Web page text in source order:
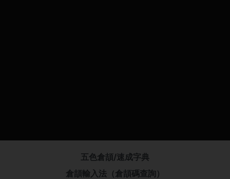
五色倉頡/速成字典
倉頡輸入法（倉頡碼查詢）